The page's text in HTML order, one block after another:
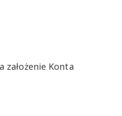
założenie Konta